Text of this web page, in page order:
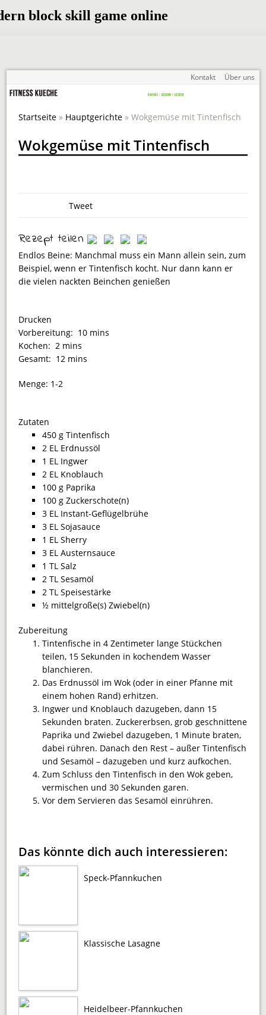
Kontakt Über uns
Startseite » Hauptgerichte » Wokgemüse mit Tintenfisch
Wokgemüse mit Tintenfisch
Tweet
Rezept teilen
Endlos Beine: Manchmal muss ein Mann allein sein, zum
Beispiel, wenn er Tintenfisch kocht. Nur dann kann er
die vielen nackten Beinchen genießen
Drucken
Vorbereitung: 10 mins
Kochen: 2 mins
Gesamt: 12 mins
Menge: 1-2
Zutaten
450 g Tintenfisch
2 EL Erdnussöl
1 EL Ingwer
2 EL Knoblauch
100 g Paprika
100 g Zuckerschote(n)
3 EL Instant-Geflügelbrühe
3 EL Sojasauce
1 EL Sherry
3 EL Austernsauce
1 TL Salz
2 TL Sesamöl
2 TL Speisestärke
½ mittelgroße(s) Zwiebel(n)
Zubereitung
Tinten­fische in 4 Zentimeter lange Stückchen
teilen, 15 Sekunden in kochendem Wasser
blanchieren.
Das Erdnussöl im Wok (oder in einer Pfanne mit
einem hohen Rand) erhitzen.
Ingwer und Knoblauch dazugeben, dann 15
Sekunden braten. Zuckererbsen, grob geschnittene
Paprika und Zwiebel dazugeben, 1 Minute braten,
dabei rühren. Danach den Rest – außer Tintenfisch
und Sesamöl – dazugeben und kurz aufkochen.
Zum Schluss den Tintenfisch in den Wok geben,
vermischen und 30 Sekunden garen.
Vor dem Servieren das Sesamöl einrühren.
Das könnte dich auch interessieren:
Speck-Pfannkuchen
Klassische Lasagne
Heidelbeer-Pfannkuchen